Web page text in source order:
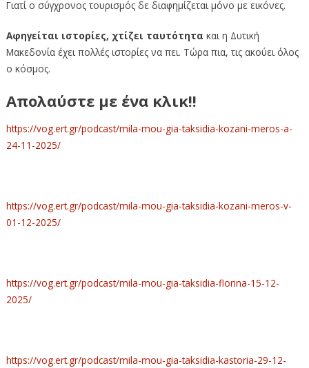
Γιατί ο σύγχρονος τουρισμός δε διαφημίζεται μόνο με εικόνες.
Αφηγείται ιστορίες, χτίζει ταυτότητα και η Δυτική
Μακεδονία έχει πολλές ιστορίες να πει. Τώρα πια, τις ακούει όλος
ο κόσμος.
Απολαύστε με ένα κλικ!!
https://vog.ert.gr/podcast/mila-mou-gia-taksidia-kozani-meros-a-
24-11-2025/
https://vog.ert.gr/podcast/mila-mou-gia-taksidia-kozani-meros-v-
01-12-2025/
https://vog.ert.gr/podcast/mila-mou-gia-taksidia-florina-15-12-
2025/
https://vog.ert.gr/podcast/mila-mou-gia-taksidia-kastoria-29-12-